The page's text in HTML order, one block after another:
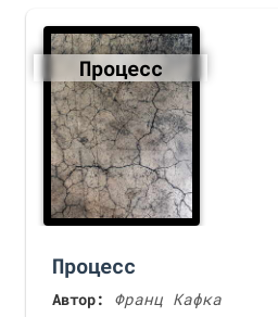
Процесс
Процесс
Автор: Франц Кафка